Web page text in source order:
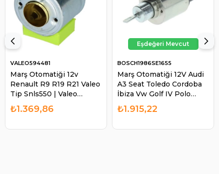
Marş Otomatiği 12v
Renault R9 R19 R21 Valeo
Tip Snls550 | Valeo
594481
VALEO594481
₺1.369,86
Marş Otomatiği 12V Audi
A3 Seat Toledo Cordoba
İbiza Vw Golf IV Polo
Classıc | BOSCH
1986SE1655
BOSCH1986SE1655
₺1.915,22